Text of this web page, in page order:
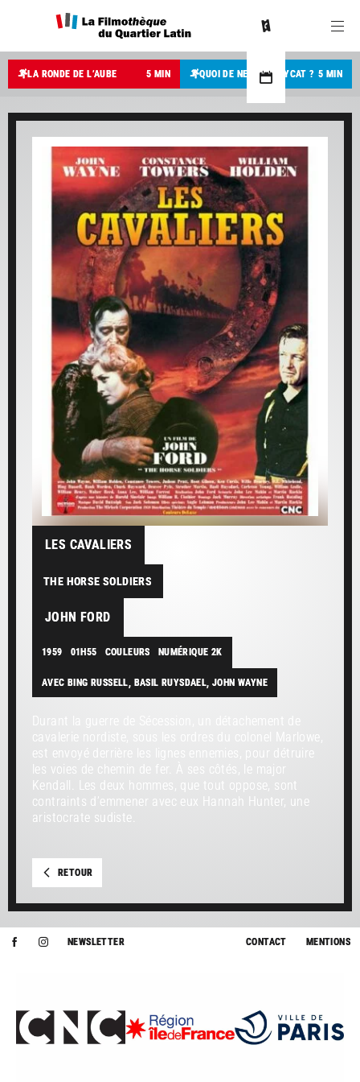
LA RONDE DE L’AUBE 5 MIN
13H30 QUOI DE NEUF PUSSYCAT ? 5 MIN
13H30
LES CAVALIERS
THE HORSE SOLDIERS
JOHN FORD
1959 01H55 COULEURS NUMÉRIQUE 2K
AVEC BING RUSSELL, BASIL RUYSDAEL, JOHN WAYNE
cavalerie nordiste, sous les ordres du colonel Marlowe,
est envoyé derrière les lignes ennemies, pour détruire
les voies de chemin de fer. À ses côtés, le major
Kendall. Les deux hommes, que tout oppose, sont
contraints d’emmener avec eux Hannah Hunter, une
aristocrate sudiste.
RETOUR
NEWSLETTER CONTACT MENTIONS